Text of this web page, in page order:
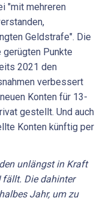
"mit mehreren
Geldstrafe". Die
Punkte
2021 den
verbessert
Konten für 13-
gestellt. Und auch
Konten künftig per
unlängst in Kraft
fällt. Die dahinter
Jahr, um zu